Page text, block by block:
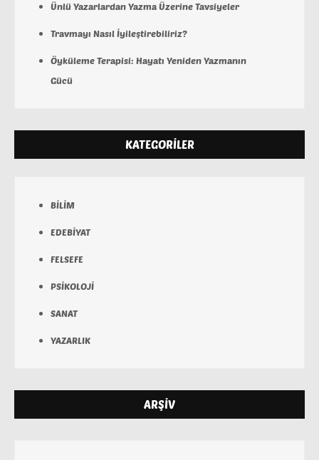
Ünlü Yazarlardan Yazma Üzerine Tavsiyeler
Travmayı Nasıl İyileştirebiliriz?
Öyküleme Terapisi: Hayatı Yeniden Yazmanın
Gücü
KATEGORILER
BİLİM
EDEBİYAT
FELSEFE
PSİKOLOJİ
SANAT
YAZARLIK
ARŞİV